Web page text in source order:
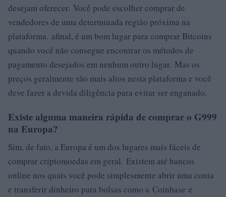
desejam oferecer. Você pode escolher comprar de
vendedores de uma determinada região próxima na
plataforma. afinal, é um bom lugar para comprar Bitcoins
quando você não consegue encontrar os métodos de
pagamento desejados em nenhum outro lugar. Mas os
preços geralmente são mais altos nesta plataforma e você
deve fazer a devida diligência para evitar ser enganado.
Existe alguma maneira rápida de comprar o G999
na Europa?
Sim, de fato, a Europa é um dos lugares mais fáceis de
comprar criptomoedas em geral. Existem até bancos
online nos quais você pode simplesmente abrir uma conta
e transferir dinheiro para bolsas como a Coinbase e